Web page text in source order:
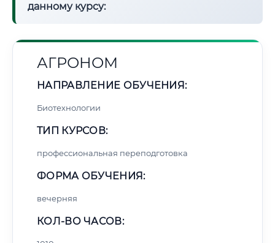
данному курсу:
АГРОНОМ
НАПРАВЛЕНИЕ ОБУЧЕНИЯ:
Биотехнологии
ТИП КУРСОВ:
профессиональная переподготовка
ФОРМА ОБУЧЕНИЯ:
вечерняя
КОЛ-ВО ЧАСОВ: